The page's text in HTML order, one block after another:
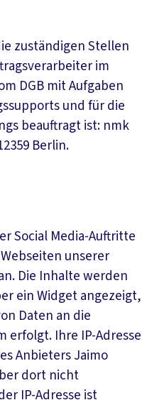
zuständigen Stellen
im
DGB mit Aufgaben
und für die
beauftragt ist: nmk
Berlin.
Social Media-Auftritte
unserer
Die Inhalte werden
ein Widget angezeigt,
Daten an die
erfolgt. Ihre IP-Adresse
Anbieters Jaimo
dort nicht
IP-Adresse ist